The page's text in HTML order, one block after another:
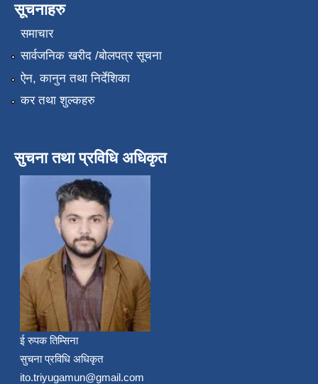
सूचनाहरु
समाचार
सार्वजनिक खरीद /बोलपत्र सूचना
ऐन, कानुन तथा निर्देशिका
कर तथा शुल्कहरु
सुचना तथा प्रविधि अधिकृत
ई रुपक तिम्सिना
सुचना प्रविधि अधिकृत
ito.triyugamun@gmail.com